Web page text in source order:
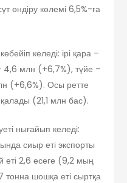
өндіру көлемі 6,5%-ға
келеді: ірі қара –
млн (+6,7%), түйе –
(+6,6%). Осы ретте
(21,1 млн бас).
нығайып келеді:
сиыр еті экспорты
еті 2,6 есеге (9,2 мың
тонна шошқа еті сыртқа